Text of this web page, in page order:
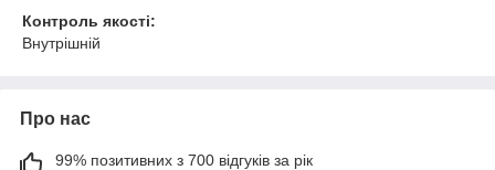
Контроль якості:
Внутрішній
Про нас
99% позитивних з 700 відгуків за рік